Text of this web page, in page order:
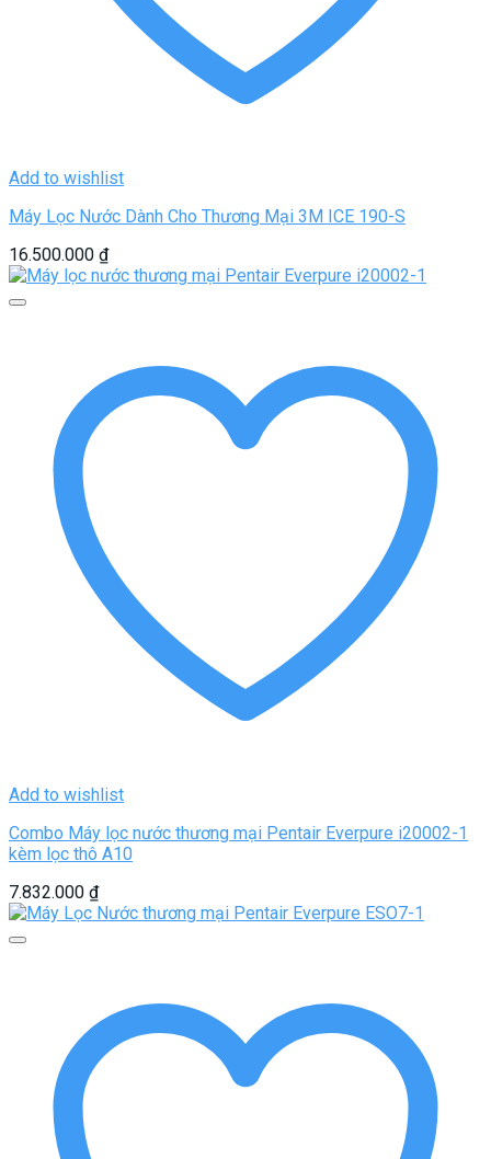
Add to wishlist
Máy Lọc Nước Dành Cho Thương Mại 3M ICE 190-S
16.500.000 ₫
Add to wishlist
Combo Máy lọc nước thương mại Pentair Everpure i20002-1
kèm lọc thô A10
7.832.000 ₫